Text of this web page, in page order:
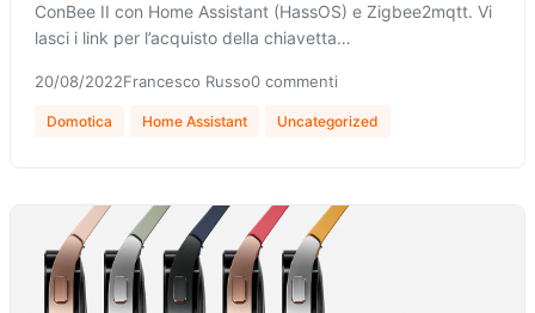
ConBee II con Home Assistant (HassOS) e Zigbee2mqtt. Vi
lasci i link per l’acquisto della chiavetta…
20/08/2022Francesco Russo0 commenti
Domotica Home Assistant Uncategorized